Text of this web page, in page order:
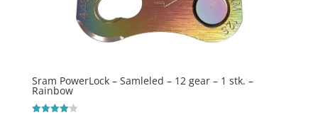
Sram PowerLock – Samleled – 12 gear – 1 stk. –
Rainbow